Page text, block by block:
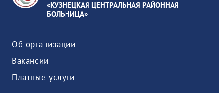
«КУЗНЕЦКАЯ ЦЕНТРАЛЬНАЯ РАЙОННАЯ
БОЛЬНИЦА»
Об организации
Вакансии
Платные услуги